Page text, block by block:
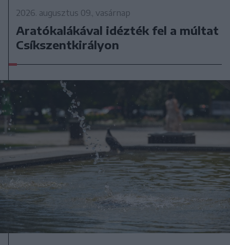
2026. augusztus 09., vasárnap
Aratókalákával idézték fel a múltat
Csíkszentkirályon